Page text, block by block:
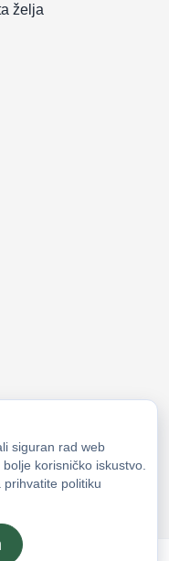
želja
Sva prava zadržana
siguran rad web
korisničko iskustvo.
politiku